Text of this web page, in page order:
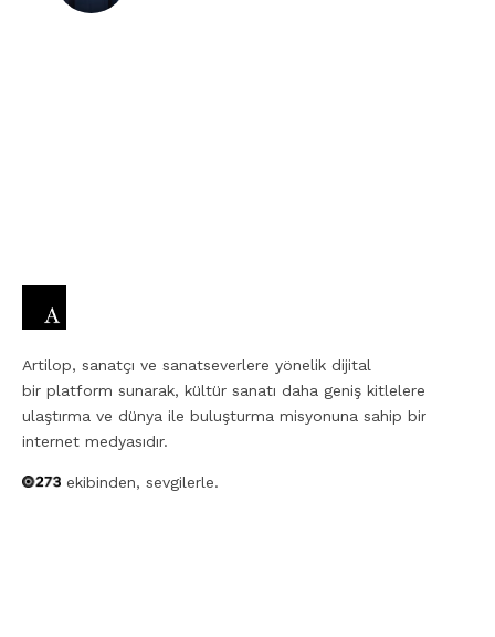
Artilop, sanatçı ve sanatseverlere yönelik dijital
bir platform sunarak, kültür sanatı daha geniş kitlelere
ulaştırma ve dünya ile buluşturma misyonuna sahip bir
internet medyasıdır.
ekibinden, sevgilerle.